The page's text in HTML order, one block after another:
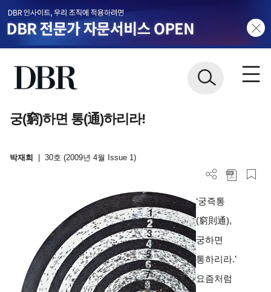
궁(窮)하면 통(通)하리라!
박재희 30호 (2009년 4월 Issue 1)
‘궁즉통
(窮則通),
궁하면
통하리라.’
요즘처럼